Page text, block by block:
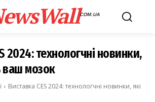
COM.UA
2024: технологчні новинки,
ваш мозок
Виставка CES 2024: технологчні новинки, які